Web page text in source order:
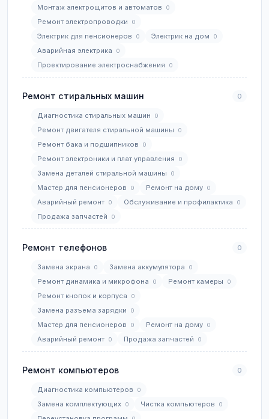
Монтаж электрощитов и автоматов 0
Ремонт электропроводки 0
Электрик для пенсионеров 0 Электрик на дом 0
Аварийная электрика 0
Проектирование электроснабжения 0
Ремонт стиральных машин 0
Диагностика стиральных машин 0
Ремонт двигателя стиральной машины 0
Ремонт бака и подшипников 0
Ремонт электроники и плат управления 0
Замена деталей стиральной машины 0
Мастер для пенсионеров 0 Ремонт на дому 0
Аварийный ремонт 0 Обслуживание и профилактика 0
Продажа запчастей 0
Ремонт телефонов 0
Замена экрана 0 Замена аккумулятора 0
Ремонт динамика и микрофона 0 Ремонт камеры 0
Ремонт кнопок и корпуса 0
Замена разъема зарядки 0
Мастер для пенсионеров 0 Ремонт на дому 0
Аварийный ремонт 0 Продажа запчастей 0
Ремонт компьютеров 0
Диагностика компьютеров 0
Замена комплектующих 0 Чистка компьютеров 0